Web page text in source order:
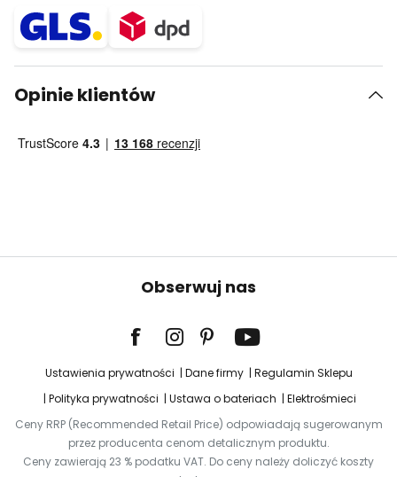
Opinie klientów
Obserwuj nas
Ustawienia prywatności Dane firmy
Regulamin Sklepu
Polityka prywatności
Ustawa o bateriach
Elektrośmieci
Ceny RRP (Recommended Retail Price) odpowiadają sugerowanym
przez producenta cenom detalicznym produktu.
Ceny zawierają 23 % podatku VAT. Do ceny należy doliczyć koszty